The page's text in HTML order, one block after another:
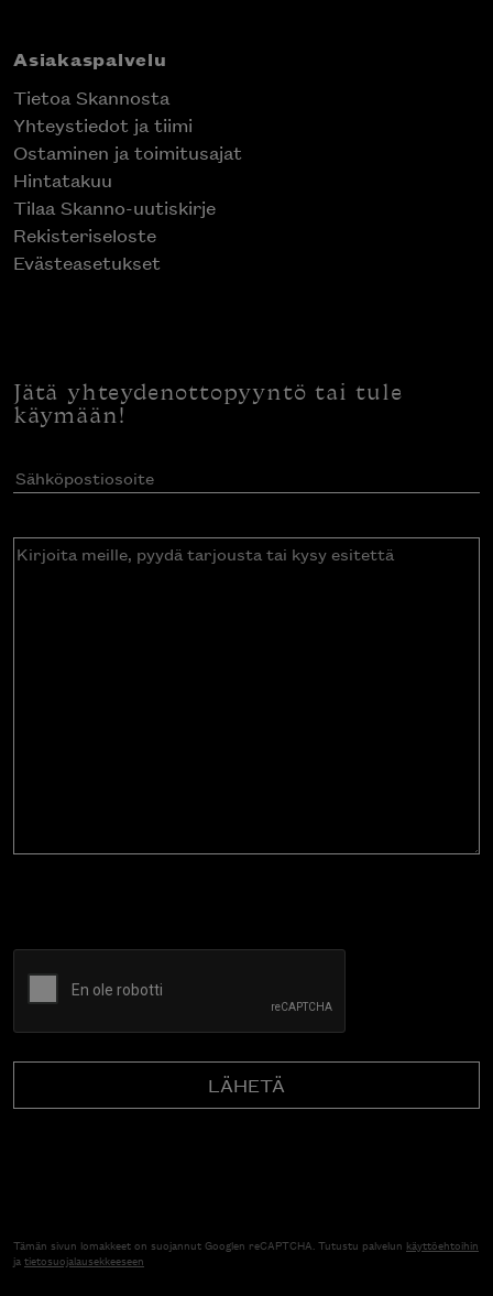
Asiakaspalvelu
Tietoa Skannosta
Yhteystiedot ja tiimi
Ostaminen ja toimitusajat
Hintatakuu
Tilaa Skanno-uutiskirje
Rekisteriseloste
Evästeasetukset
Jätä yhteydenottopyyntö tai tule
käymään!
Sähköpostiosoite(Pakollinen)
Kirjoita
Tämän sivun lomakkeet on suojannut Googlen reCAPTCHA. Tutustu palvelun käyttöehtoihin
jatietosuojalausekkeeseen